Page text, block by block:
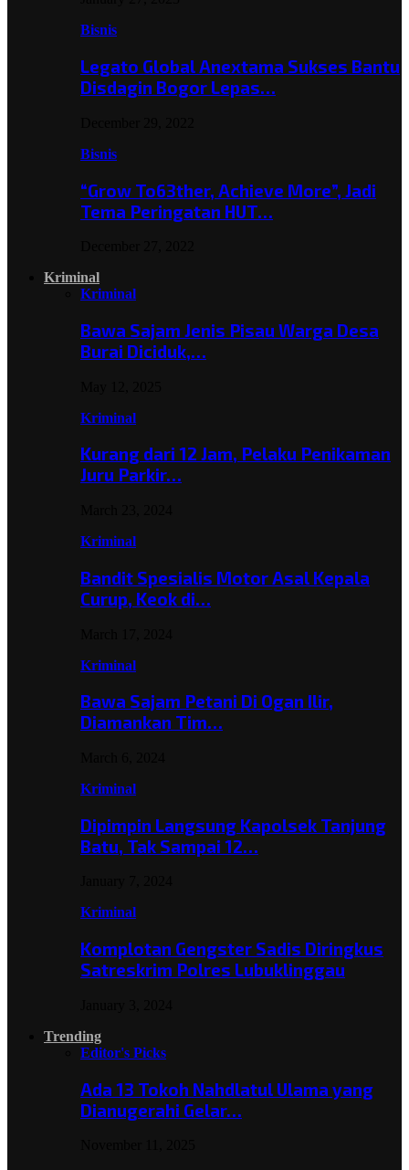
Bisnis
Legato Global Anextama Sukses Bantu
Disdagin Bogor Lepas…
Bisnis
“Grow To63ther, Achieve More”, Jadi
Tema Peringatan HUT…
Kriminal
Kriminal
Bawa Sajam Jenis Pisau Warga Desa
Burai Diciduk,…
Kriminal
Kurang dari 12 Jam, Pelaku Penikaman
Juru Parkir…
Kriminal
Bandit Spesialis Motor Asal Kepala
Curup, Keok di…
Kriminal
Bawa Sajam Petani Di Ogan Ilir,
Diamankan Tim…
Kriminal
Dipimpin Langsung Kapolsek Tanjung
Batu, Tak Sampai 12…
Kriminal
Komplotan Gengster Sadis Diringkus
Satreskrim Polres Lubuklinggau
Trending
Editor's Picks
Ada 13 Tokoh Nahdlatul Ulama yang
Dianugerahi Gelar…